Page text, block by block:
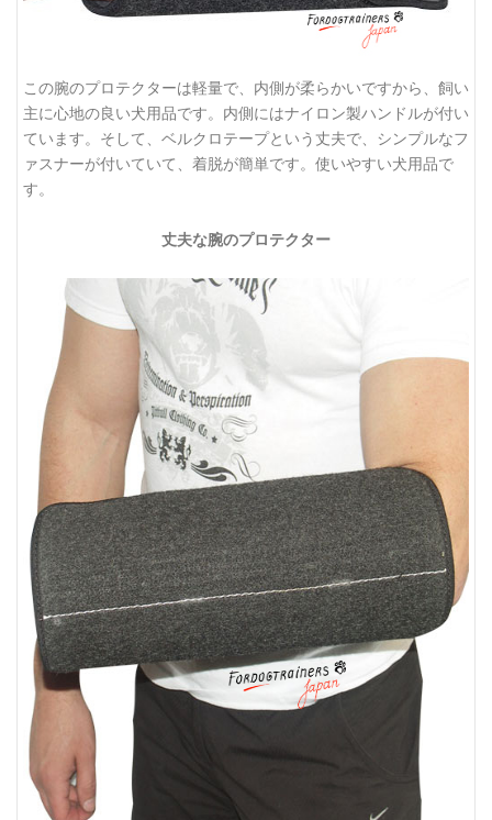
この腕のプロテクターは軽量で、内側が柔らかいですから、飼い
主に心地の良い犬用品です。内側にはナイロン製ハンドルが付い
ています。そして、ベルクロテープという丈夫で、シンプルなフ
ァスナーが付いていて、着脱が簡単です。使いやすい犬用品で
す。
丈夫な腕のプロテクター